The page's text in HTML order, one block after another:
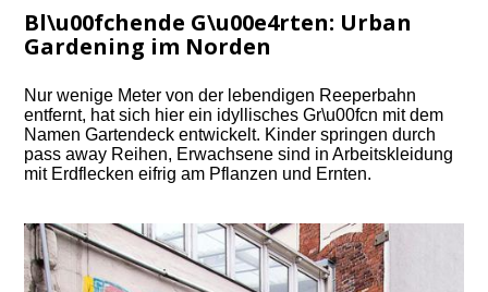
Bl\u00fchende G\u00e4rten: Urban
Gardening im Norden
Nur wenige Meter von der lebendigen Reeperbahn
entfernt, hat sich hier ein idyllisches Gr\u00fcn mit dem
Namen Gartendeck entwickelt. Kinder springen durch
pass away Reihen, Erwachsene sind in Arbeitskleidung
mit Erdflecken eifrig am Pflanzen und Ernten.